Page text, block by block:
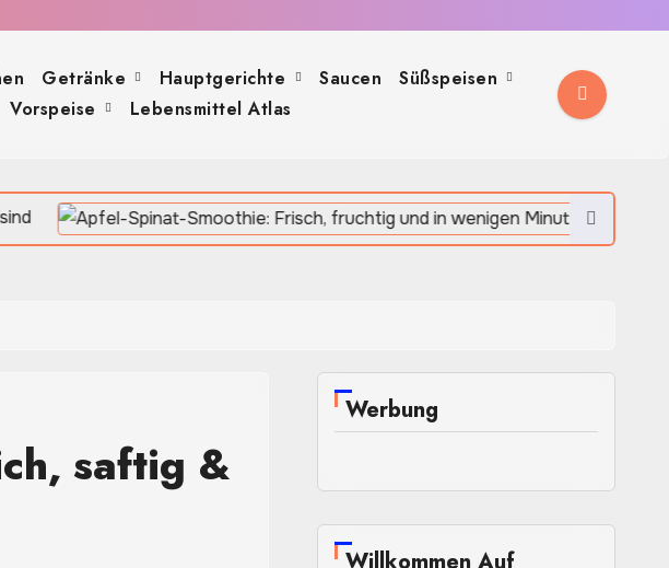
Getränke Hauptgerichte Saucen
Süßspeisen
Vorspeise
Lebensmittel Atlas
Apfel-Spinat-
saftig &
Werbung